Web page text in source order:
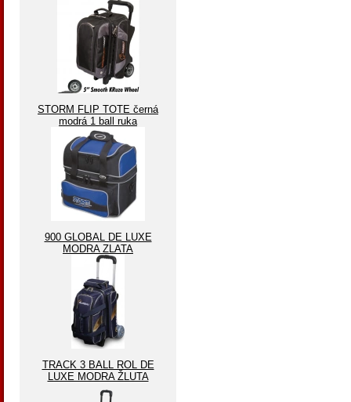
STORM FLIP TOTE černá
modrá 1 ball ruka
900 GLOBAL DE LUXE
MODRA ZLATA
TRACK 3 BALL ROL DE
LUXE MODRA ŽLUTA